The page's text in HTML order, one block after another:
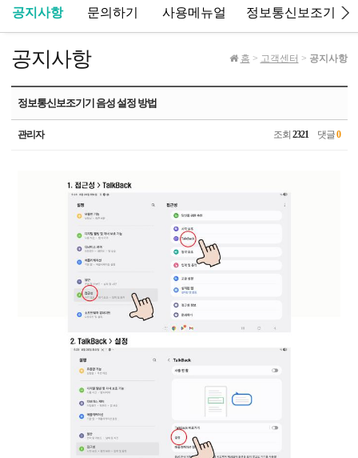
공지사항 문의하기 사용메뉴얼 정보통신보조기기
공지사항 홈 > 고객센터 > 공지사항
정보통신보조기기 음성 설정 방법
관리자 조회 2321댓글0